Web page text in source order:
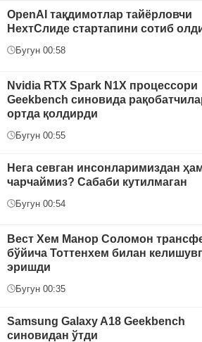
OpenAI тақдимотлар тайёрловчи
НехтСлиде стартапини сотиб
Бугун 00:58
Nvidia RTX Spark N1X процессори
Geekbench синовида
ортда қолдирди
Бугун 00:55
Нега севган инсонларимиздан
чарчаймиз? Сабаби кутилмаган
Бугун 00:54
Вест Хем Манор Соломон
бўйича Тоттенхем билан
эришди
Бугун 00:35
Samsung Galaxy A18 Geekbench
синовидан ўтди